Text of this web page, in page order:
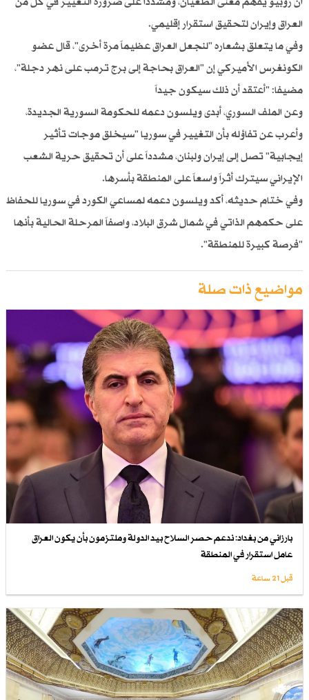
العراق وإيران لتحقيق استقرار إقليمي.
وفي ما يتعلق بشعاره "لنجعل العراق عظيماً مرة أخرى"، قال عضو
الكونغرس الأميركي إن "العراق بحاجة إلى برج ترمب على نهر دجلة"،
مضيفا: "أعتقد أن ذلك سيكون جيداً
وعن الملف السوري، أبدى ويلسون دعمه للحكومة السورية الجديدة،
وأعرب عن تفاؤله بأن التغيير في سوريا "سيخلق موجات تأثير
إيجابية" تصل إلى إيران ولبنان، مشدداً على أن تحقيق حرية الشعب
الإيراني سيترك أثراً واسعاً على المنطقة بأسرها.
وفي ختام حديثه، أكد ويلسون دعمه لمساعي الكورد في سوريا للحفاظ
على حكمهم الذاتي في شمال شرق البلاد، واصفاً المرحلة الحالية بأنها
"فرصة كبيرة للمنطقة".
مواضيع ذات صلة
بارزاني من بغداد: ندعم حصر السلاح بيد الدولة وملتزمون بأن يكون العراق
عامل استقرار في المنطقة
قبل 21 ساعة